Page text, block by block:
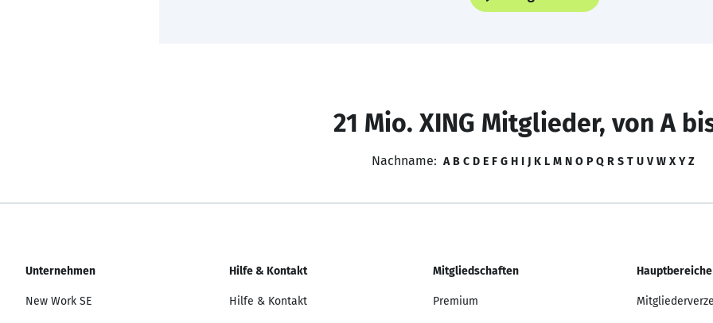
21 Mio. XING Mitglieder, von A
Nachname: A B C D E F G H I J K L M N O P Q R S T U V W X Y Z
Unternehmen
New Work SE
Hilfe & Kontakt
Hilfe & Kontakt
Mitgliedschaften
Premium
Hauptbereiche